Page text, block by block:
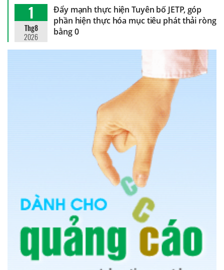
1
Thg8
2026
Đẩy mạnh thực hiện Tuyên bố JETP, góp
phần hiện thực hóa mục tiêu phát thải ròng
bằng 0